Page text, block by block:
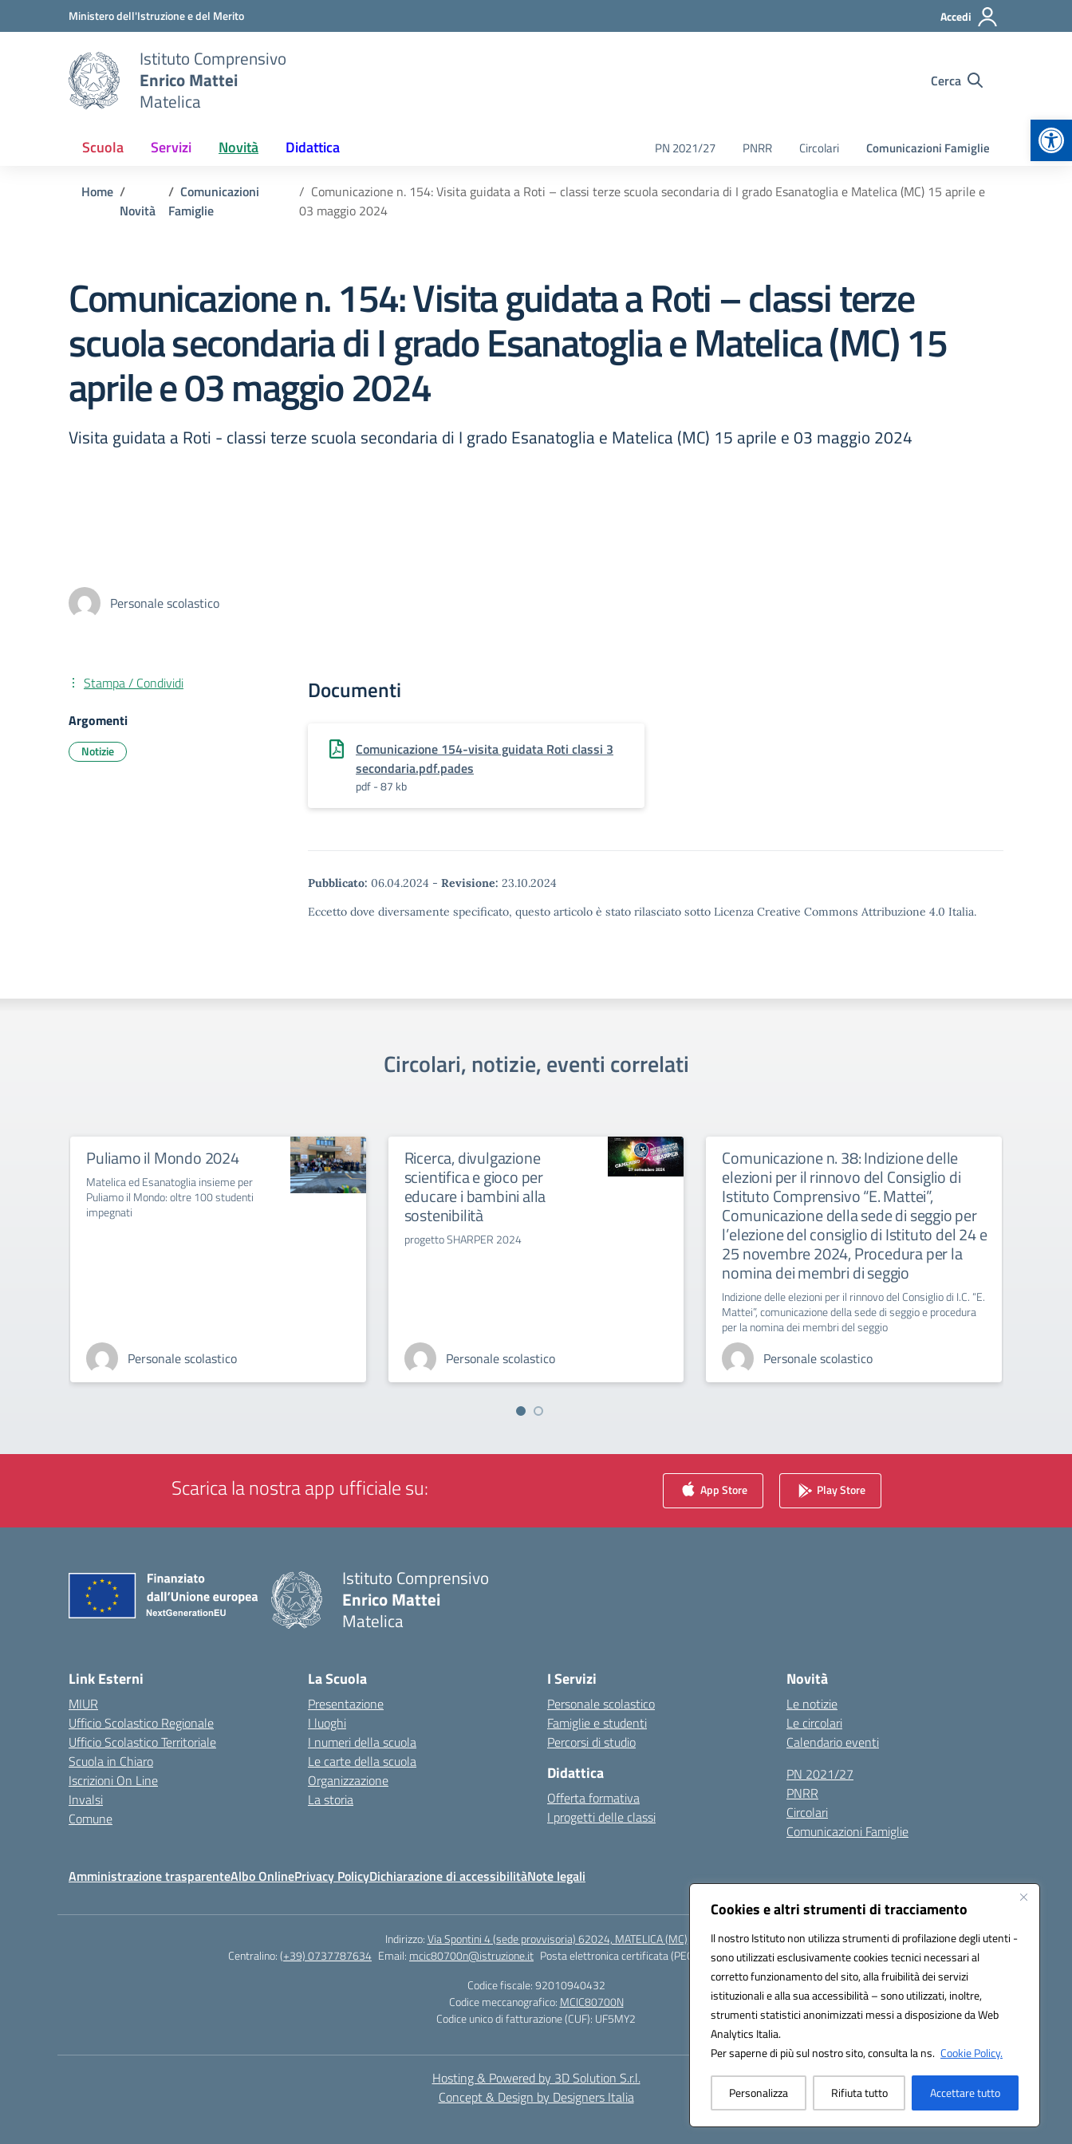
Cookies e altri strumenti di tracciamento
Il nostro Istituto non utilizza strumenti di profilazione degli utenti -
sono utilizzati esclusivamente cookies tecnici necessari al
corretto funzionamento del sito, alla fruibilità dei servizi
istituzionali e alla sua accessibilità – sono utilizzati, inoltre,
strumenti statistici anonimizzati messi a disposizione da Web
Analytics Italia.
Per saperne di più sul nostro sito, consulta la ns. Cookie Policy.
Personalizza Rifiuta tutto Accettare tutto
Vai ai contenuti
Vai al menu di navigazioneMinistero dell'Istruzione e del Merito Accedi
Istituto Comprensivo
Enrico Mattei
Matelica
Cerca
Scuola Servizi Novità Didattica PN 2021/27 PNRR Circolari Comunicazioni Famiglie
Home
Novità
Comunicazioni
Famiglie
Comunicazione n. 154: Visita guidata a Roti – classi terze scuola secondaria di I grado Esanatoglia e Matelica (MC) 15 aprile e
03 maggio 2024
Comunicazione n. 154: Visita guidata a Roti – classi terze
scuola secondaria di I grado Esanatoglia e Matelica (MC) 15
aprile e 03 maggio 2024
Visita guidata a Roti - classi terze scuola secondaria di I grado Esanatoglia e Matelica (MC) 15 aprile e 03 maggio 2024
Personale scolastico
Documenti
Comunicazione 154-visita guidata Roti classi 3
secondaria.pdf.pades
pdf - 87 kb
Pubblicato: 06.04.2024 - Revisione: 23.10.2024
Eccetto dove diversamente specificato, questo articolo è stato rilasciato sotto Licenza Creative Commons Attribuzione 4.0 Italia.
Stampa / Condividi
Argomenti
Notizie
Circolari, notizie, eventi correlati
Puliamo il Mondo 2024
Matelica ed Esanatoglia insieme per
Puliamo il Mondo: oltre 100 studenti
impegnati
Personale scolastico
Ricerca, divulgazione
scientifica e gioco per
educare i bambini alla
sostenibilità
progetto SHARPER 2024
Personale scolastico
Comunicazione n. 38: Indizione delle
elezioni per il rinnovo del Consiglio di
Istituto Comprensivo “E. Mattei”,
Comunicazione della sede di seggio per
l’elezione del consiglio di Istituto del 24 e
25 novembre 2024, Procedura per la
nomina dei membri di seggio
Indizione delle elezioni per il rinnovo del Consiglio di I.C. “E.
Mattei”, comunicazione della sede di seggio e procedura
per la nomina dei membri del seggio
Personale scolastico
Scarica la nostra app ufficiale su: App Store Play Store
Istituto Comprensivo
Enrico Mattei
Matelica
Link Esterni
MIUR
Ufficio Scolastico Regionale
Ufficio Scolastico Territoriale
Scuola in Chiaro
Iscrizioni On Line
Invalsi
Comune
La Scuola
Presentazione
I luoghi
I numeri della scuola
Le carte della scuola
Organizzazione
La storia
I Servizi
Personale scolastico
Famiglie e studenti
Percorsi di studio
Didattica
Offerta formativa
I progetti delle classi
Novità
Le notizie
Le circolari
Calendario eventi
PN 2021/27
PNRR
Circolari
Comunicazioni Famiglie
Amministrazione trasparenteAlbo OnlinePrivacy PolicyDichiarazione di accessibilitàNote legali
Indirizzo:Via Spontini 4 (sede provvisoria) 62024, MATELICA (MC)
Centralino:(+39) 0737787634 Email: mcic80700n@istruzione.it Posta elettronica certificata (PEC):
mcic80700n@pec.istruzione.it
Codice fiscale: 92010940432
Codice meccanografico: MCIC80700N
Codice unico di fatturazione (CUF): UF5MY2
Hosting & Powered by 3D Solution S.r.l.
Concept & Design by Designers Italia